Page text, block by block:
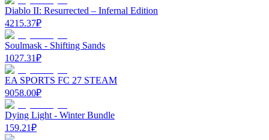
Diablo II: Resurrected – Infernal Edition
4215.37₽
Soulmask - Shifting Sands
1027.31₽
EA SPORTS FC 27 STEAM
9058.00₽
Dying Light - Winter Bundle
159.21₽